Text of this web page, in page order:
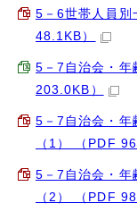
5－6世帯人員別
48.1KB）
5－7自治会・年
203.0KB）
5－7自治会・年
（1） （PDF
5－7自治会・年
（2） （PDF